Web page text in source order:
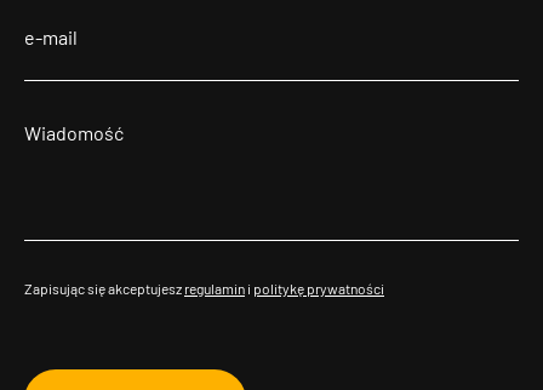
Zapisując się akceptujesz regulamin i politykę prywatności